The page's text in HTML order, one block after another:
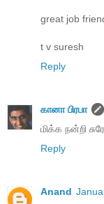
great job
t v suresh
Reply
கானா பிரபா
மிக்க நன்றி
Reply
Anand